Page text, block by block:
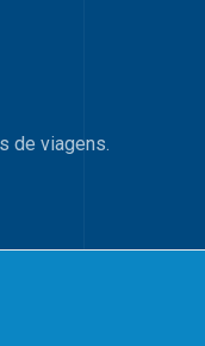
de viagens.